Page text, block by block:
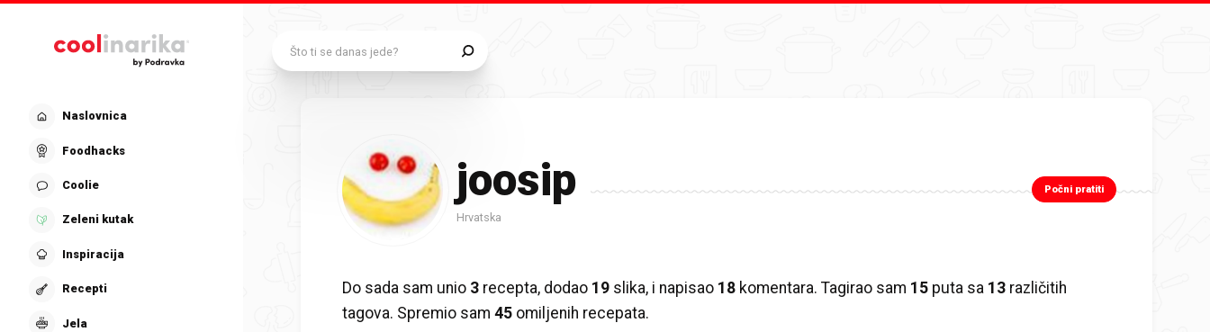
Naslovnica
Foodhacks
Coolie
Zeleni kutak
Inspiracija
Recepti
Jela
joosip
Hrvatska
Počni pratiti
Do sada sam unio 3 recepta, dodao 19 slika, i napisao 18 komentara. Tagirao sam 15 puta sa 13 različitih
tagova. Spremio sam45 omiljenih recepata.
Što ti se danas jede?